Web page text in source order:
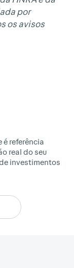
por
os avisos
é referência
real do seu
investimentos